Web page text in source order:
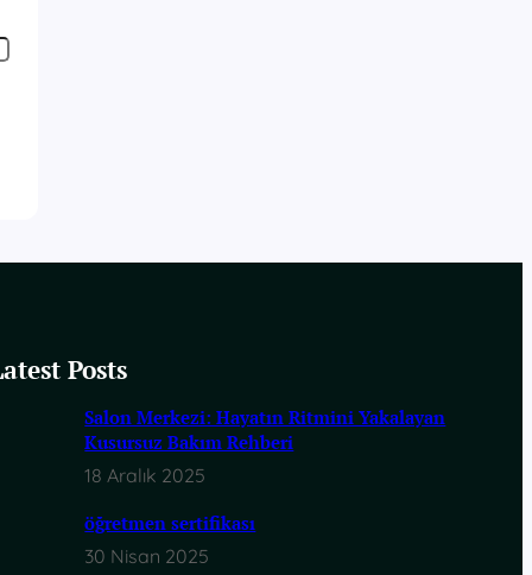
Posts
Salon Merkezi: Hayatın Ritmini Yakalayan
Kusursuz Bakım Rehberi
18 Aralık 2025
öğretmen sertifikası
30 Nisan 2025